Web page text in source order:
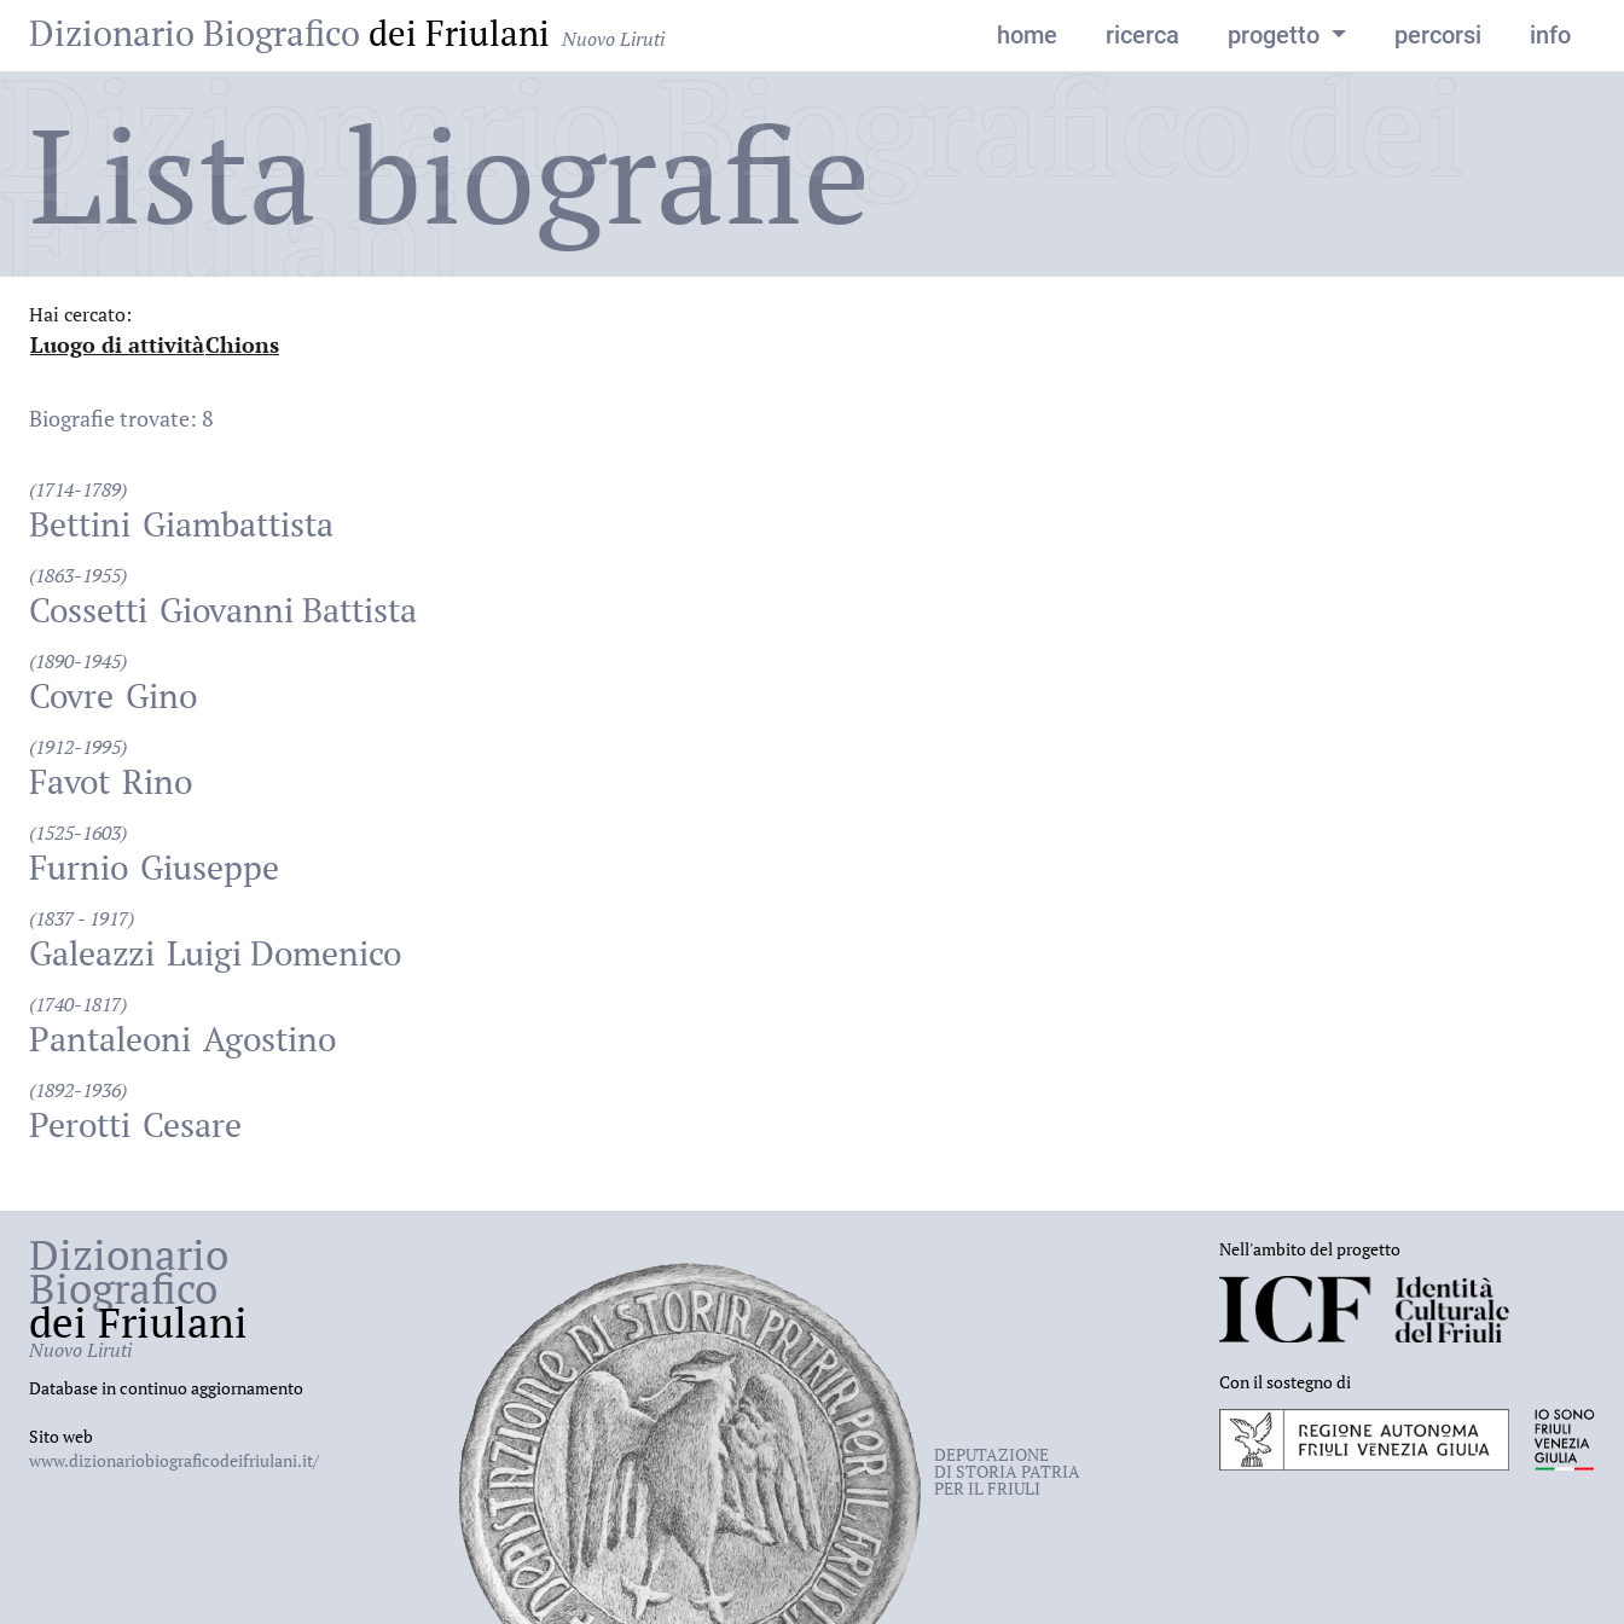
Dizionario Biografico dei Friulani Nuovo Liruti home ricerca progetto percorsi info
Dizionario Biografico dei
Friulani
Lista biografie
Hai cercato:
Luogo di attività
:Chions
Biografie trovate: 8
(1714-1789)
Bettini Giambattista
(1863-1955)
Cossetti Giovanni Battista
(1890-1945)
Covre Gino
(1912-1995)
Favot Rino
(1525-1603)
Furnio Giuseppe
(1837 - 1917)
Galeazzi Luigi Domenico
(1740-1817)
Pantaleoni Agostino
(1892-1936)
Perotti Cesare
Dizionario
Biografico
dei Friulani
Nuovo Liruti
Database in continuo aggiornamento
Sito web
www.dizionariobiograficodeifriulani.it/
DEPUTAZIONE
DI STORIA PATRIA
PER IL FRIULI
Nell'ambito del progetto
Con il sostegno di